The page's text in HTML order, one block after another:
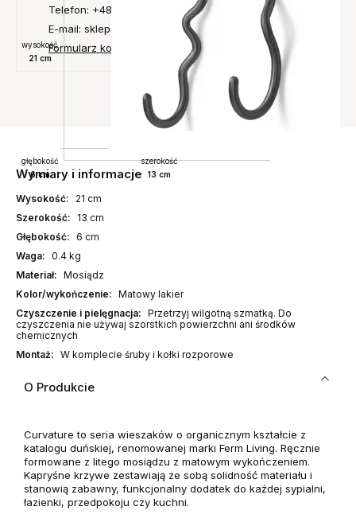
Telefon: +48 735 027 014
E-mail: sklep@designconcept.pl
Formularz kontaktowy
Wymiary i informacje
wysokość
21 cm
szerokość
13 cm
głębokość
6 cm
Wysokość:
21 cm
Szerokość:
13 cm
Głębokość: 6 cm
Waga: 0.4 kg
Materiał: Mosiądz
Kolor/wykończenie: Matowy lakier
Czyszczenie i pielęgnacja: Przetrzyj wilgotną szmatką. Do
czyszczenia nie używaj szorstkich powierzchni ani środków
chemicznych
Montaż: W komplecie śruby i kołki rozporowe
O Produkcie
Curvature to seria wieszaków o organicznym kształcie z
katalogu duńskiej, renomowanej marki Ferm Living. Ręcznie
formowane z litego mosiądzu z matowym wykończeniem.
Kapryśne krzywe zestawiają ze sobą solidność materiału i
stanowią zabawny, funkcjonalny dodatek do każdej sypialni,
łazienki, przedpokoju czy kuchni.